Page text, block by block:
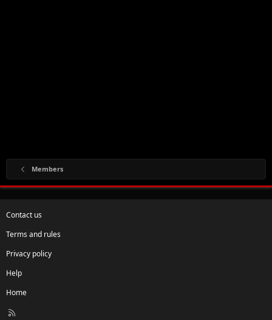
Members
Contact us
Terms and rules
Privacy policy
Help
Home
R